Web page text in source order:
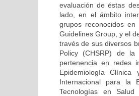
evaluación de éstas
lado, en el ámbito
grupos reconocidos
Guidelines Group, y el
través de sus diversos
Policy (CHSRP) de
pertenencia en redes
Epidemiología
Internacional para la
Tecnologías en